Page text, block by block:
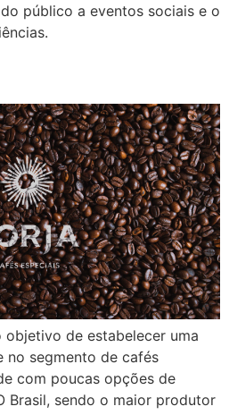
público a eventos sociais e o
de estabelecer uma
no segmento de cafés
com poucas opções de
Brasil, sendo o maior produtor